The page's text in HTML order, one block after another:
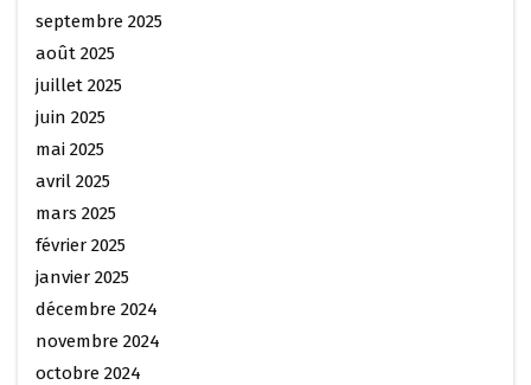
septembre 2025
août 2025
juillet 2025
juin 2025
mai 2025
avril 2025
mars 2025
février 2025
janvier 2025
décembre 2024
novembre 2024
octobre 2024